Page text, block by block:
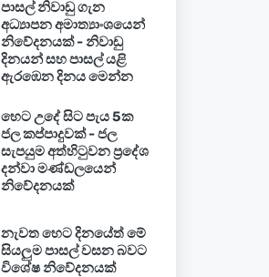
පාසල් නිවාඩු ගැන
අධ්‍යාපන අමාත්‍යාංශයෙන්
නිවේදනයක් - නිවාඩු
දිනයන් සහ පාසල් යළි
ඇරඹෙන දිනය මෙන්න
හෙට උදේ සිට පැය 5ක
ජල කප්පාදුවක් - ජල
සැපයුම අත්හිටුවන ප්‍රදේශ
දන්වා මණ්ඩලයෙන්
නිවේදනයක්
නැවත හෙට දිනයේත් මේ
සියලුම පාසල් වසන බවට
විශේෂ නිවේදනයක්